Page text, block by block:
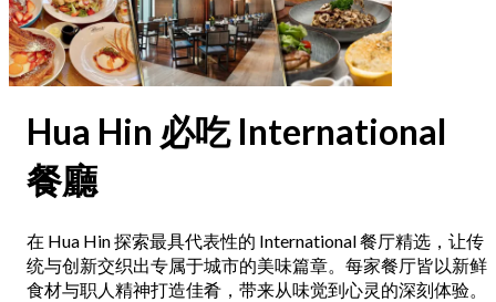
Hua Hin 必吃 International
餐廳
在 Hua Hin 探索最具代表性的 International 餐厅精选，让传
统与创新交织出专属于城市的美味篇章。每家餐厅皆以新鲜
食材与职人精神打造佳肴，带来从味觉到心灵的深刻体验。